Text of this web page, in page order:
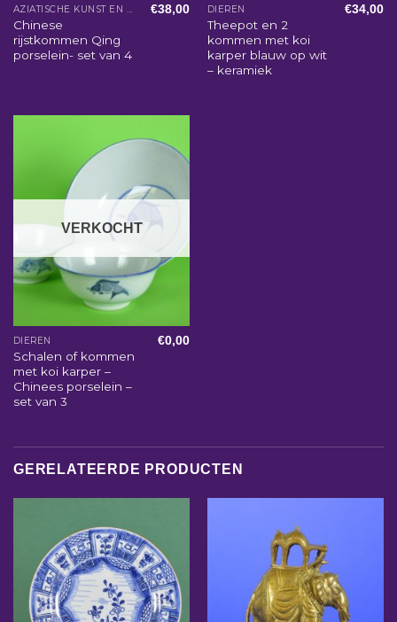
AZIATISCHE KUNST EN WOONACCESSOIRES
Chinese
rijstkommen Qing
porselein- set van 4
€38,00 DIEREN
Theepot en 2
kommen met koi
karper blauw op wit
– keramiek
€34,00
VERKOCHT
DIEREN
Schalen of kommen
met koi karper –
Chinees porselein –
set van 3
€0,00
GERELATEERDE PRODUCTEN